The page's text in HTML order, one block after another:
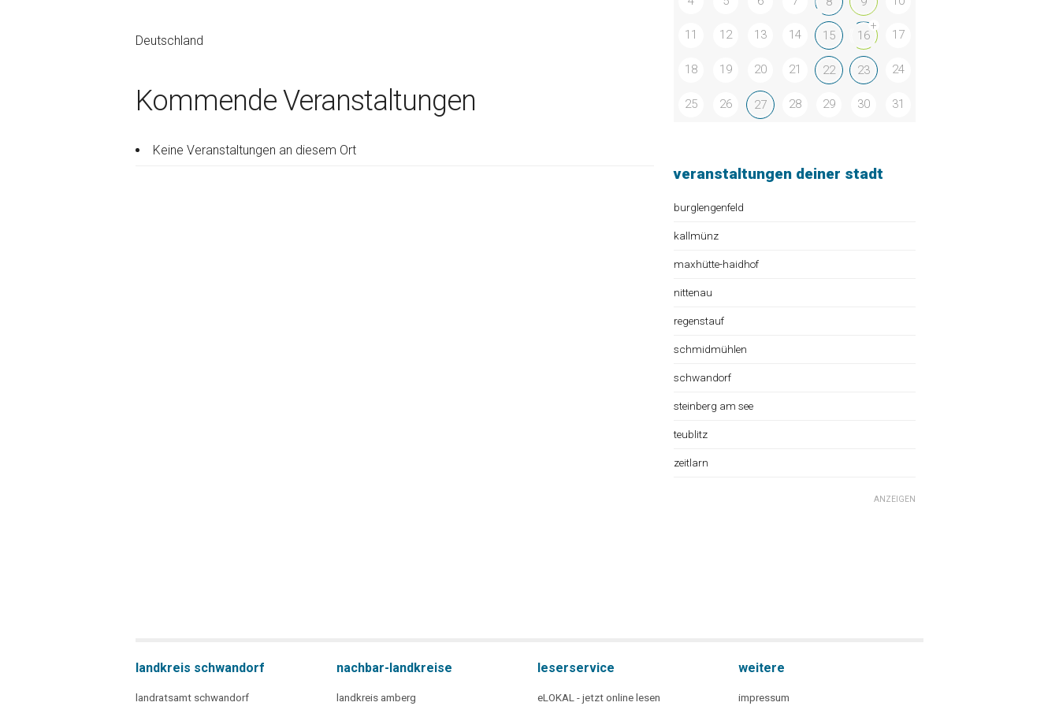
Deutschland
Kommende Veranstaltungen
Keine Veranstaltungen an diesem Ort
11 12 13 14 15 16
+
17
18 19 20 21 22 23 24
25 26 27 28 29 30 31
veranstaltungen deiner stadt
burglengenfeld
kallmünz
maxhütte-haidhof
nittenau
regenstauf
schmidmühlen
schwandorf
steinberg am see
teublitz
zeitlarn
ANZEIGEN
landkreis schwandorf
landratsamt schwandorf
nachbar-landkreise
landkreis amberg
leserservice
eLOKAL - jetzt online lesen
weitere
impressum